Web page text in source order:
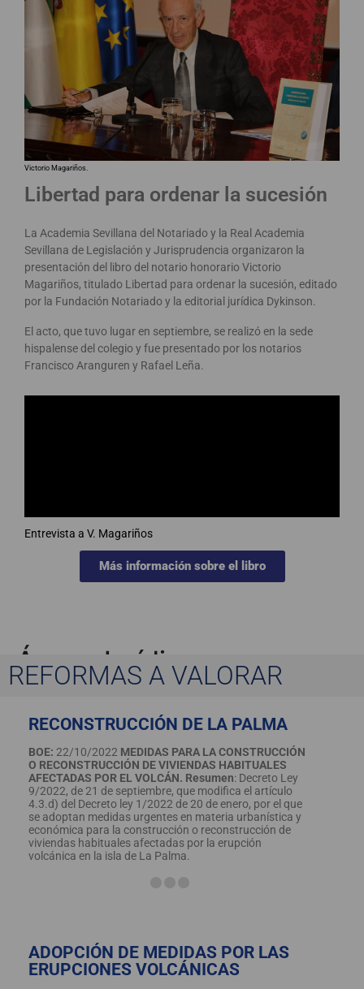
Victorio Magariños.
Libertad para ordenar la sucesión
La Academia Sevillana del Notariado y la Real Academia
Sevillana de Legislación y Jurisprudencia organizaron la
presentación del libro del notario honorario Victorio
Magariños, titulado Libertad para ordenar la sucesión, editado
por la Fundación Notariado y la editorial jurídica Dykinson.
El acto, que tuvo lugar en septiembre, se realizó en la sede
hispalense del colegio y fue presentado por los notarios
Francisco Aranguren y Rafael Leña.
Entrevista a V. Magariños
Más información sobre el libro
Ágora Jurídica
REFORMAS A VALORAR
RECONSTRUCCIÓN DE LA PALMA
BOE: 22/10/2022 MEDIDAS PARA LA CONSTRUCCIÓN
O RECONSTRUCCIÓN DE VIVIENDAS HABITUALES
AFECTADAS POR EL VOLCÁN. Resumen: Decreto Ley
9/2022, de 21 de septiembre, que modifica el artículo
4.3.d) del Decreto ley 1/2022 de 20 de enero, por el que
se adoptan medidas urgentes en materia urbanística y
económica para la construcción o reconstrucción de
viviendas habituales afectadas por la erupción
volcánica en la isla de La Palma.
ADOPCIÓN DE MEDIDAS POR LAS
ERUPCIONES VOLCÁNICAS